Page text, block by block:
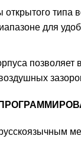
типа
для
позволяет